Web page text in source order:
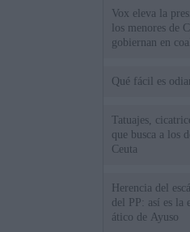
Vox eleva la
los menores de
gobiernan en
Qué fácil es
Tatuajes,
que busca a los
Ceuta
Herencia del
del PP: así es la
ático de Ayuso